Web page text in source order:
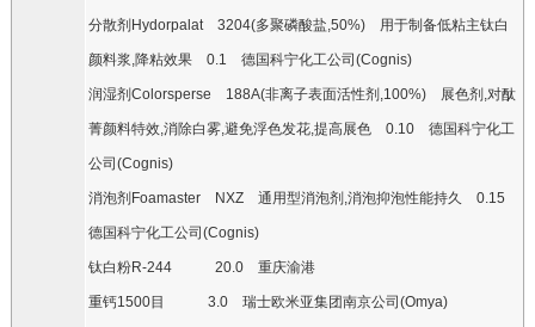
分散剂 Hydorpalat 3204(多聚磷酸盐,50%)用于制备低粘主钛白
颜料浆,降粘效果 0.1 德国科宁化工公司 (Cognis)
润湿剂 Colorsperse 188A(非离子表面活性剂 ,100%)展色剂 ,对酞
菁颜料特效,消除白雾,避免浮色发花,提高展色 0.10德国科宁化工
公司 (Cognis)
消泡剂 Foamaster NXZ通用型消泡剂 ,消泡抑泡性能持久 0.15
德国科宁化工公司 (Cognis)
钛白粉R-244 20.0重庆渝港
重钙1500目 3.0瑞士欧米亚集团南京公司 (Omya)